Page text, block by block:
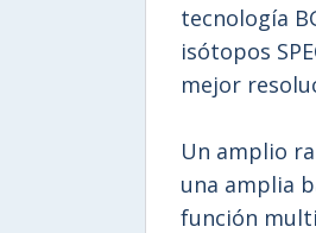
tecnología
isótopos
mejor
Un amplio
una amplia
función